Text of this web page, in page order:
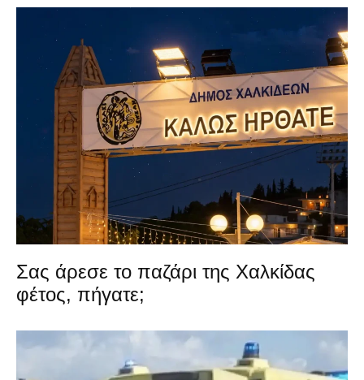
Σας άρεσε το παζάρι της Χαλκίδας
φέτος, πήγατε;